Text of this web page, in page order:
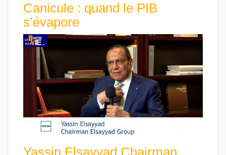
Canicule : quand le PIB
s’évapore